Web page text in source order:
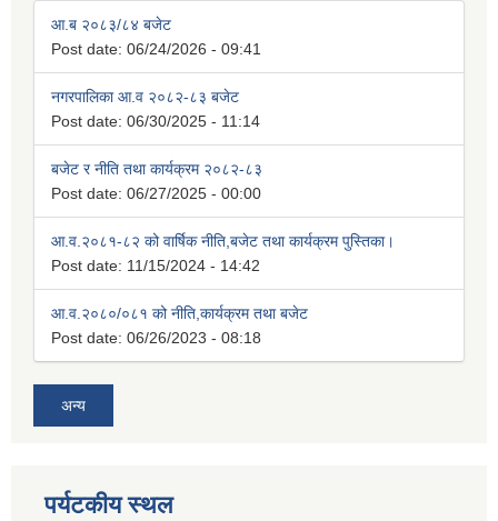
आ.ब २०८३/८४ बजेट
Post date: 06/24/2026 - 09:41
नगरपालिका आ.व २०८२-८३ बजेट
Post date: 06/30/2025 - 11:14
बजेट र नीति तथा कार्यक्रम २०८२-८३
Post date: 06/27/2025 - 00:00
आ.व.२०८१-८२ को वार्षिक नीति,बजेट तथा कार्यक्रम पुस्तिका।
Post date: 11/15/2024 - 14:42
आ.व.२०८०/०८१ को नीति,कार्यक्रम तथा बजेट
Post date: 06/26/2023 - 08:18
अन्य
पर्यटकीय स्थल